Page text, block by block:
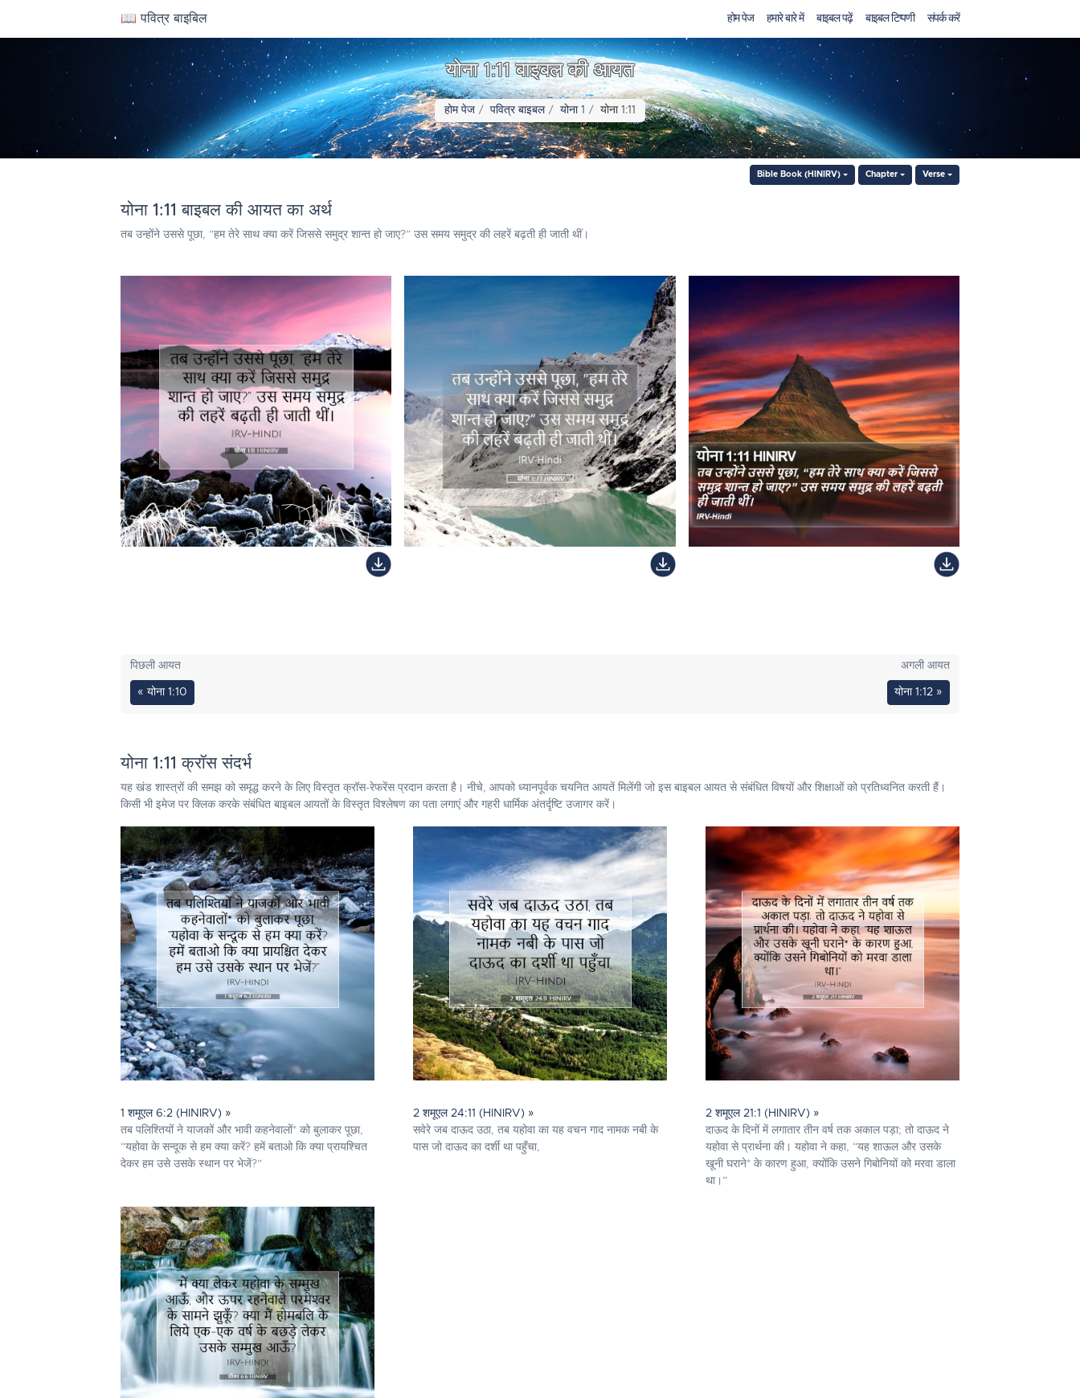
📖 पवित्र बाइबिल होम पेज हमारे बारे में बाइबल पढ़ें बाइबल टिप्पणी संपर्क करें
योना 1:11 बाइबल की आयत
होम पेज पवित्र बाइबल योना 1 योना 1:11
Bible Book (HINIRV) Chapter Verse
योना 1:11 बाइबल की आयत का अर्थ
तब उन्होंने उससे पूछा, “हम तेरे साथ क्या करें जिससे समुद्र शान्त हो जाए?” उस समय समुद्र की लहरें बढ़ती ही जाती थीं।
पिछली आयत
« योना 1:10
अगली आयत
योना 1:12 »
योना 1:11 क्रॉस संदर्भ
यह खंड शास्त्रों की समझ को समृद्ध करने के लिए विस्तृत क्रॉस-रेफरेंस प्रदान करता है। नीचे, आपको ध्यानपूर्वक चयनित आयतें मिलेंगी जो इस बाइबल आयत से संबंधित विषयों और शिक्षाओं को प्रतिध्वनित करती हैं।
किसी भी इमेज पर क्लिक करके संबंधित बाइबल आयतों के विस्तृत विश्लेषण का पता लगाएं और गहरी धार्मिक अंतर्दृष्टि उजागर करें।
1 शमूएल 6:2 (HINIRV) »
तब पलिश्तियों ने याजकों और भावी कहनेवालों* को बुलाकर पूछा,
“यहोवा के सन्दूक से हम क्या करें? हमें बताओ कि क्या प्रायश्चित
देकर हम उसे उसके स्थान पर भेजें?”
2 शमूएल 24:11 (HINIRV) »
सवेरे जब दाऊद उठा, तब यहोवा का यह वचन गाद नामक नबी के
पास जो दाऊद का दर्शी था पहुँचा,
2 शमूएल 21:1 (HINIRV) »
दाऊद के दिनों में लगातार तीन वर्ष तक अकाल पड़ा; तो दाऊद ने
यहोवा से प्रार्थना की। यहोवा ने कहा, “यह शाऊल और उसके
खूनी घराने* के कारण हुआ, क्योंकि उसने गिबोनियों को मरवा डाला
था।”